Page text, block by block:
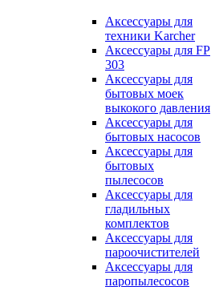
Аксессуары для
техники Karcher
Аксессуары для FP
303
Аксессуары для
бытовых моек
выкокого давления
Аксессуары для
бытовых насосов
Аксессуары для
бытовых
пылесосов
Аксессуары для
гладильных
комплектов
Аксессуары для
пароочистителей
Аксессуары для
паропылесосов